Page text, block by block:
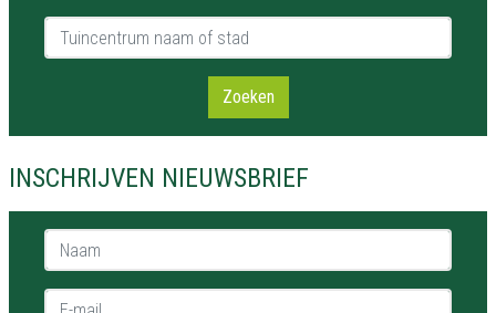
Tuincentrum naam of stad
Zoeken
INSCHRIJVEN NIEUWSBRIEF
Naam *
E-mail *